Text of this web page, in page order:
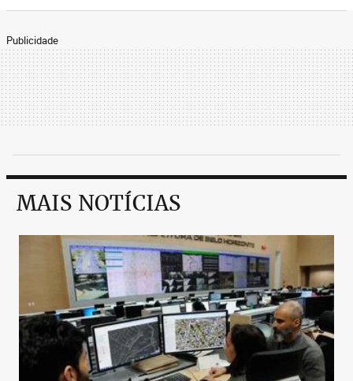
Publicidade
MAIS NOTÍCIAS